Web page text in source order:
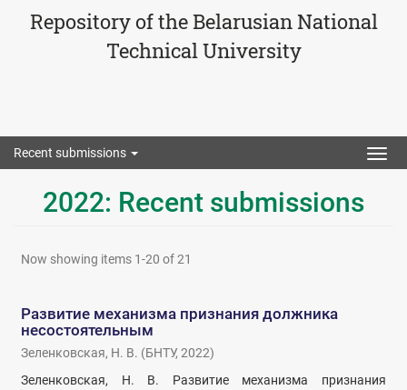
Repository of the Belarusian National
Technical University
Recent submissions
2022: Recent submissions
Now showing items 1-20 of 21
Развитие механизма признания должника
несостоятельным
Зеленковская, Н. В. (БНТУ,2022)
Зеленковская, Н. В. Развитие механизма признания